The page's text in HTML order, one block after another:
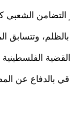
الشعبي
بالدفاع عن